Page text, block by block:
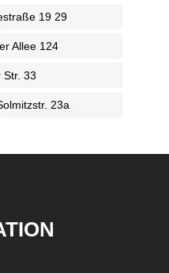
19 29
Allee 124
Str. 33
23a